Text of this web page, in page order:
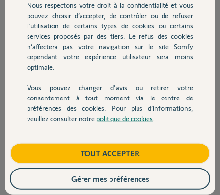
Chauffage
Autres produits
Devis avec un pro
Contact
Réponses
Si en mode forcé via les boutons +/- la porte ne fonctionne pas, c'est
Faites un raccordement provisoire avec un inter inverseur et en utilisant
les deux fils marrons et le noir pour vérifier si la porte fonctionne
normalement.
Bonne journée à vous.
Merci pour votre réponse.
Je vous joins une vidéo qui montre le dysfonctionnement :
Nous respectons votre droit à la confidentialité et vous
pouvez choisir d’accepter, de contrôler ou de refuser
l'utilisation de certains types de cookies ou certains
services proposés par des tiers. Le refus des cookies
n’affectera pas votre navigation sur le site Somfy
cependant votre expérience utilisateur sera moins
optimale.
Vous pouvez changer d'avis ou retirer votre
consentement à tout moment via le centre de
préférences des cookies. Pour plus d’informations,
veuillez consulter notre politique de cookies
TOUT ACCEPTER
Gérer mes préférences